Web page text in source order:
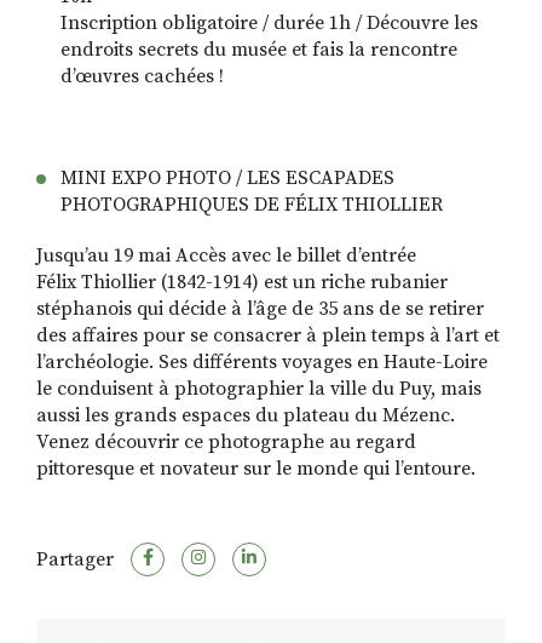
Inscription obligatoire / durée 1h / Découvre les
endroits secrets du musée et fais la rencontre
d’œuvres cachées !
MINI EXPO PHOTO / LES ESCAPADES
PHOTOGRAPHIQUES DE FÉLIX THIOLLIER
Jusqu’au 19 mai Accès avec le billet d’entrée
Félix Thiollier (1842-1914) est un riche rubanier
stéphanois qui décide à l’âge de 35 ans de se retirer
des affaires pour se consacrer à plein temps à l’art et
l’archéologie. Ses différents voyages en Haute-Loire
le conduisent à photographier la ville du Puy, mais
aussi les grands espaces du plateau du Mézenc.
Venez découvrir ce photographe au regard
pittoresque et novateur sur le monde qui l’entoure.
Partager